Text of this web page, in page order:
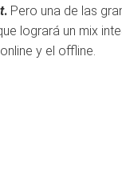
. Pero una de las
logrará un mix
y el offline.